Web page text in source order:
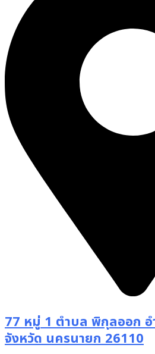
77 หมู่ 1 ตำบล พิกุลออก อ
จังหวัด นครนายก 26110